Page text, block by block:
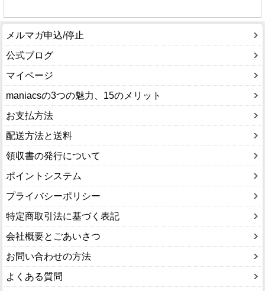
メルマガ申込/停止
公式ブログ
マイページ
maniacsの3つの魅力、15のメリット
お支払方法
配送方法と送料
領収書の発行について
ポイントシステム
プライバシーポリシー
特定商取引法に基づく表記
会社概要とごあいさつ
お問い合わせの方法
よくある質問